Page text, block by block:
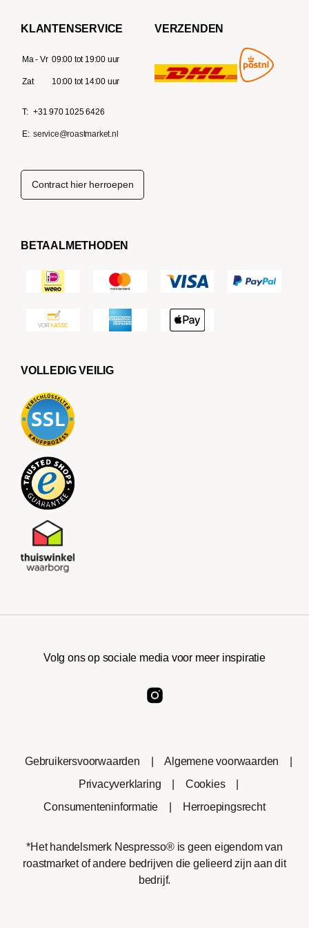
KLANTENSERVICE
Ma - Vr 09:00 tot 19:00 uur
Zat 10:00 tot 14:00 uur
T: +31 970 1025 6426
E: service@roastmarket.nl
VERZENDEN
Contract hier herroepen
BETAALMETHODEN
VOLLEDIG VEILIG
Volg ons op sociale media voor meer inspiratie
Gebruikersvoorwaarden Algemene voorwaarden
Privacyverklaring
Cookies
Consumenteninformatie
Herroepingsrecht
*Het handelsmerk Nespresso® is geen eigendom van
roastmarket of andere bedrijven die gelieerd zijn aan dit
bedrijf.